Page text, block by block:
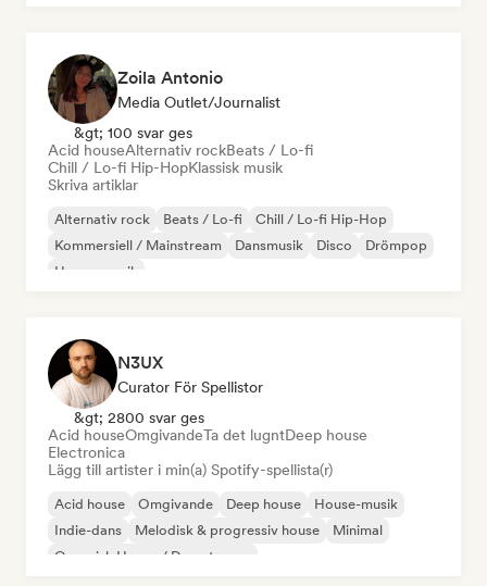
Zoila Antonio
Media Outlet/Journalist
&gt; 100 svar ges
Acid houseAlternativ rockBeats / Lo-fi
Chill / Lo-fi Hip-HopKlassisk musik
Skriva artiklar
Alternativ rock Beats / Lo-fi
Chill / Lo-fi Hip-Hop
Kommersiell / Mainstream
Dansmusik Disco
Drömpop
House-musik
N3UX
Curator För Spellistor
&gt; 2800 svar ges
Acid houseOmgivandeTa det lugntDeep house
Electronica
Lägg till artister i min(a) Spotify-spellista(r)
Acid house Omgivande Deep house
House-musik
Indie-dans
Melodisk & progressiv house
Minimal
Organisk House / Downtempo